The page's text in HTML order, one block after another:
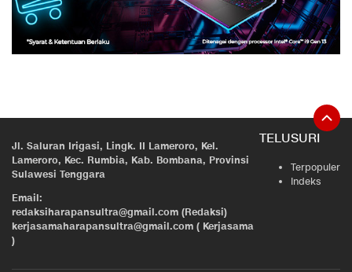
Jl. Saluran Irigasi, Lingk. II Lameroro, Kel.
Lameroro, Kec. Rumbia, Kab. Bombana, Provinsi
Sulawesi Tenggara
Email:
redaksiharapansultra@gmail.com (Redaksi)
kerjasamaharapansultra@gmail.com ( Kerjasama
)
TELUSURI
Terpopuler
Indeks